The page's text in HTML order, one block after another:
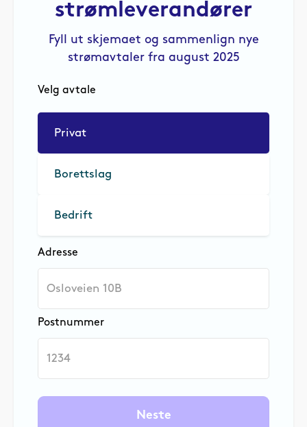
strømleverandører
Fyll ut skjemaet og sammenlign nye
strømavtaler fra august 2025
Velg avtale
Privat
Borettslag
Bedrift
Adresse
Postnummer
Neste